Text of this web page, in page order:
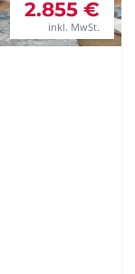
2.855 €
inkl. MwSt.